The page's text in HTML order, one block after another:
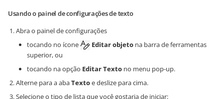
Usando o painel de configurações de texto
Abra o painel de configurações
tocando no ícone
Editar objeto na barra de ferramentas
superior, ou
tocando na opção Editar Texto no menu pop-up.
Alterne para a abaTextoe deslize para cima.
Selecione o tipo de lista que você gostaria de iniciar: